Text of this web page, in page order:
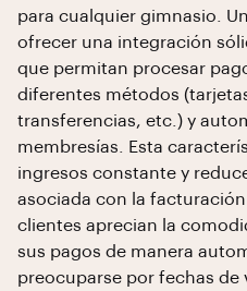
para cualquier gimnasio.
ofrecer una integración
que permitan procesar
diferentes métodos
transferencias, etc.) y
membresías. Esta
ingresos constante y
asociada con la
clientes aprecian la
sus pagos de manera
preocuparse por fechas